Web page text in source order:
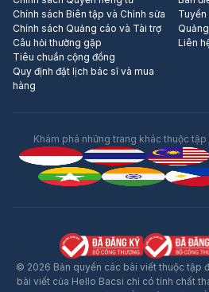
Chính sách Biên tập và Chỉnh sửa
Chính sách Quảng cáo và Tài trợ
Câu hỏi thường gặp
Tiêu chuẩn cộng đồng
Quy định đặt lịch bác sĩ và mua
hàng
Liên
Khám phá những trang khác thuộc
© 2026 Bản quyền các bài viết thuộc tập
bài viết của Hello Bacsi chỉ có tính chất